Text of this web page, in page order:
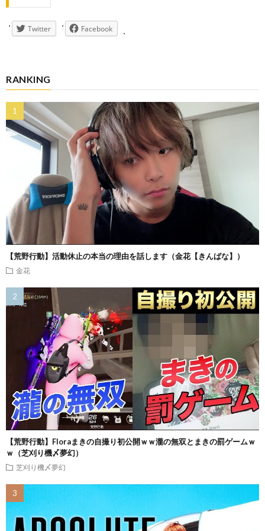
Twitter Facebook
RANKING
【荒野行動】活動休止の本当の理由を話します（金花【きんばな】）
金花
【荒野行動】Floraまきの自撮り初公開ｗｗ瀧の無双とまきの罰ゲームｗ
ｗ（芝刈り機〆夢幻）
芝刈り機〆夢幻